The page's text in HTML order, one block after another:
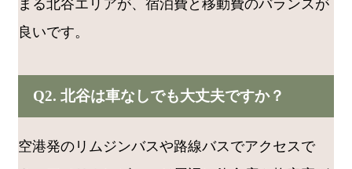
まる北谷エリアが、宿泊費と移動費のバランスが
良いです。
Q2. 北谷は車なしでも大丈夫ですか？
空港発のリムジンバスや路線バスでアクセスで